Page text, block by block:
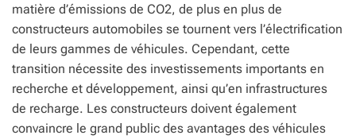
matière d’émissions de CO2, de plus en plus de
constructeurs automobiles se tournent vers l’électrification
de leurs gammes de véhicules. Cependant, cette
transition nécessite des investissements importants en
recherche et développement, ainsi qu’en infrastructures
de recharge. Les constructeurs doivent également
convaincre le grand public des avantages des véhicules